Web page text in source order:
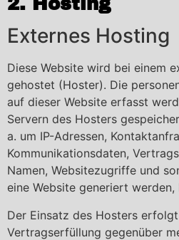
Externes Hosting
Diese Website wird bei einem
gehostet (Hoster). Die
auf dieser Website erfasst
Servern des Hosters
a. um IP-Adressen,
Kommunikationsdaten,
Namen, Websitezugriffe und
eine Website generiert werden,
Der Einsatz des Hosters
Vertragserfüllung gegenüber